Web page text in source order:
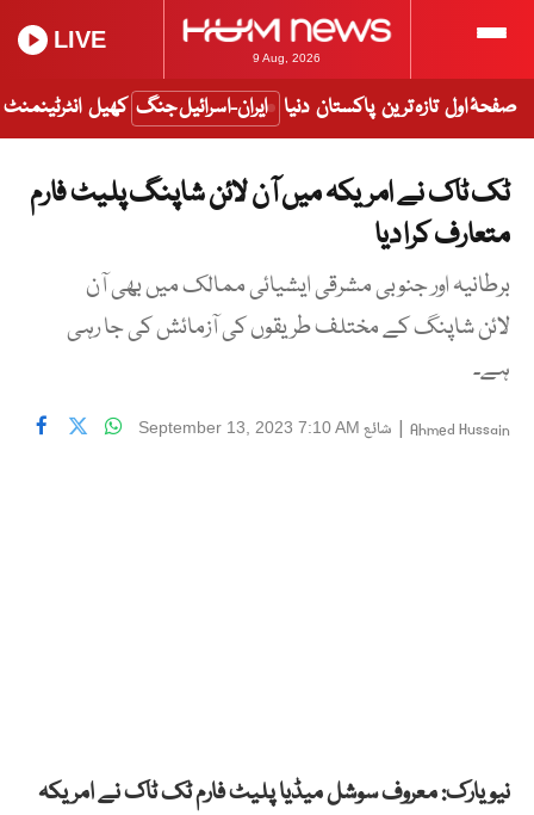
9 Aug, 2026
LIVE
صفحۂ اول تازہ ترین پاکستان دنیا ایران-اسرائیل جنگ کھیل انٹرٹینمنٹ
ٹک ٹاک نے امریکہ میں آن لائن شاپنگ پلیٹ فارم
متعارف کرا دیا
برطانیہ اور جنوبی مشرقی ایشیائی ممالک میں بھی آن
لائن شاپنگ کے مختلف طریقوں کی آزمائش کی جا رہی
ہے۔
Ahmed Hussain
| شائع September 13, 2023 7:10 AM
نیویارک: معروف سوشل میڈیا پلیٹ فارم ٹک ٹاک نے امریکہ